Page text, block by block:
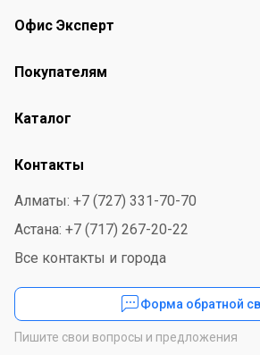
Офис Эксперт
Покупателям
Каталог
Контакты
Алматы: +7 (727) 331-70-70
Астана: +7 (717) 267-20-22
Все контакты и города
Форма обратной
Пишите свои вопросы и предложения